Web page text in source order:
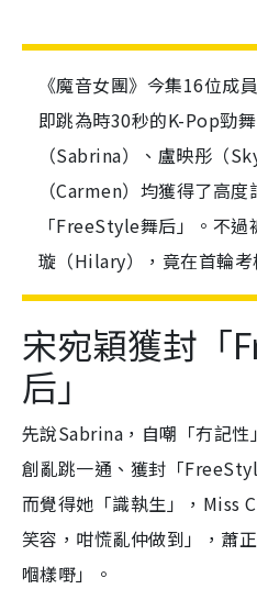
《魔音女團》今集16位成
即跳為時30秒的K-Pop勁
（Sabrina）、盧映彤（
（Carmen）均獲得了高
「FreeStyle舞后」。不
璇（Hilary），竟在首輪考
宋宛穎獲封「
后」
先說Sabrina，自嘲「冇記性
創亂跳一通、獲封「
而覺得她「識執生」，Miss
笑容，咁慌亂仲做到」，蕭
嗰樣嘢」。